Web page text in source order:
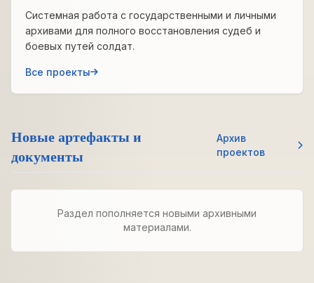
Системная работа с государственными и личными
архивами для полного восстановления судеб и
боевых путей солдат.
Все проекты
Новые артефакты и
документы
Архив
проектов
Раздел пополняется новыми архивными
материалами.